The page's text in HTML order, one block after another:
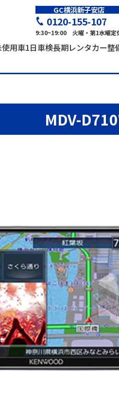
GC横浜新子安店
0120-155-107
9:30~19:00 火曜・第1水曜定
用車1日車検長期レンタカー整
MDV-